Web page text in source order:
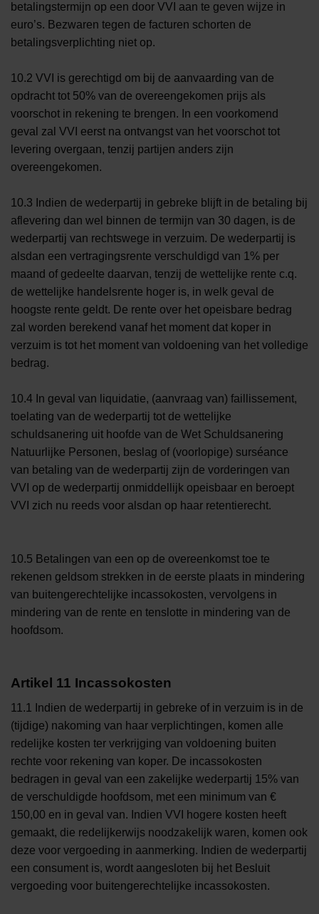
betalingstermijn op een door VVI aan te geven wijze in
euro’s. Bezwaren tegen de facturen schorten de
betalingsverplichting niet op.
10.2 VVI is gerechtigd om bij de aanvaarding van de
opdracht tot 50% van de overeengekomen prijs als
voorschot in rekening te brengen. In een voorkomend
geval zal VVI eerst na ontvangst van het voorschot tot
levering overgaan, tenzij partijen anders zijn
overeengekomen.
10.3 Indien de wederpartij in gebreke blijft in de betaling bij
aflevering dan wel binnen de termijn van 30 dagen, is de
wederpartij van rechtswege in verzuim. De wederpartij is
alsdan een vertragingsrente verschuldigd van 1% per
maand of gedeelte daarvan, tenzij de wettelijke rente c.q.
de wettelijke handelsrente hoger is, in welk geval de
hoogste rente geldt. De rente over het opeisbare bedrag
zal worden berekend vanaf het moment dat koper in
verzuim is tot het moment van voldoening van het volledige
bedrag.
10.4 In geval van liquidatie, (aanvraag van) faillissement,
toelating van de wederpartij tot de wettelijke
schuldsanering uit hoofde van de Wet Schuldsanering
Natuurlijke Personen, beslag of (voorlopige) surséance
van betaling van de wederpartij zijn de vorderingen van
VVI op de wederpartij onmiddellijk opeisbaar en beroept
VVI zich nu reeds voor alsdan op haar retentierecht.
10.5 Betalingen van een op de overeenkomst toe te
rekenen geldsom strekken in de eerste plaats in mindering
van buitengerechtelijke incassokosten, vervolgens in
mindering van de rente en tenslotte in mindering van de
hoofdsom.
Artikel 11 Incassokosten
11.1 Indien de wederpartij in gebreke of in verzuim is in de
(tijdige) nakoming van haar verplichtingen, komen alle
redelijke kosten ter verkrijging van voldoening buiten
rechte voor rekening van koper. De incassokosten
bedragen in geval van een zakelijke wederpartij 15% van
de verschuldigde hoofdsom, met een minimum van €
150,00 en in geval van. Indien VVI hogere kosten heeft
gemaakt, die redelijkerwijs noodzakelijk waren, komen ook
deze voor vergoeding in aanmerking. Indien de wederpartij
een consument is, wordt aangesloten bij het Besluit
vergoeding voor buitengerechtelijke incassokosten.